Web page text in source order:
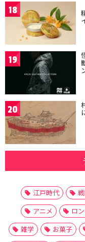
18
19
20
江戸時代
アニメ
ロ
雑学
お菓子